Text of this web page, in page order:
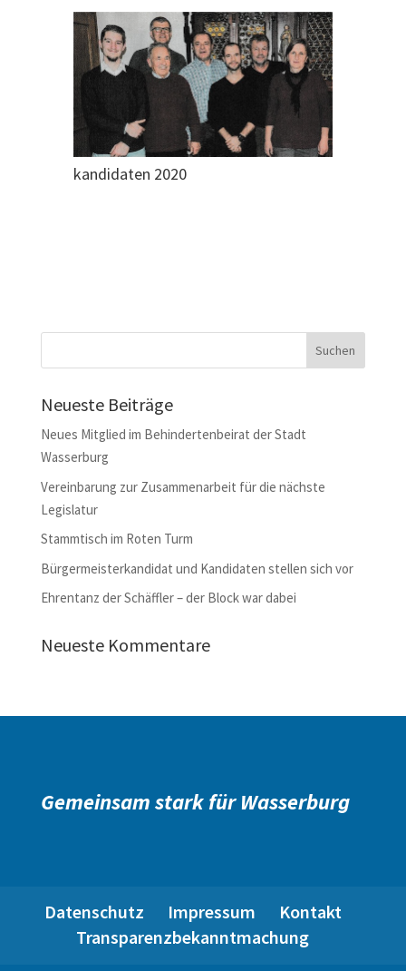
kandidaten 2020
Neueste Beiträge
Neues Mitglied im Behindertenbeirat der Stadt
Wasserburg
Vereinbarung zur Zusammenarbeit für die nächste
Legislatur
Stammtisch im Roten Turm
Bürgermeisterkandidat und Kandidaten stellen sich vor
Ehrentanz der Schäffler – der Block war dabei
Neueste Kommentare
Gemeinsam stark für Wasserburg
Datenschutz Impressum
Kontakt
Transparenzbekanntmachung